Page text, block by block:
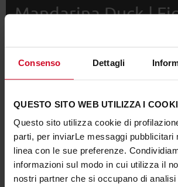
Consenso Dettagli
QUESTO SITO WEB UTILIZZA I
Questo sito utilizza cookie di
parti, per inviarLe messaggi pubblicitari
linea con le sue preferenze.
informazioni sul modo in cui utilizza il
nostri partner che si occupano di analisi
Mandarina Duck |
degli arredi del nuovo Mandarina Duck
Luogo:Fidenza
Anno:2016
CONTATTACI
TROVA UN RIVENDITORE